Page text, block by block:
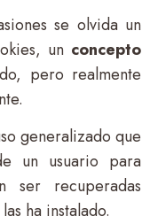
se olvida un
un concepto
pero realmente
generalizado que
un usuario para
ser recuperadas
ha instalado.